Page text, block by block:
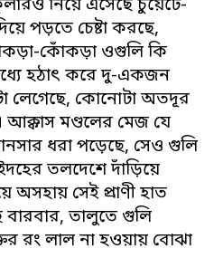
নিয়ে এসেছে চুয়েটে-
পড়তে চেষ্টা করছে,
কোঁকড়া ওগুলি কি
হঠাৎ করে দু-একজন
লেগেছে, কোনোটা অতদূর
আক্কাস মণ্ডলের মেজ যে
ধরা পড়েছে, সেও গুলি
তলদেশে দাঁড়িয়ে
সেই প্রাণী হাত
বারবার, তালুতে গুলি
রং লাল না হওয়ায় বোঝা